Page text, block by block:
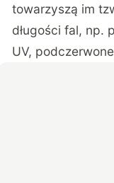
towarzyszą im
długości fal, np.
UV,